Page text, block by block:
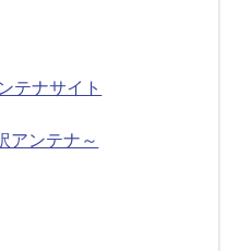
テナサイト
アンテナ～